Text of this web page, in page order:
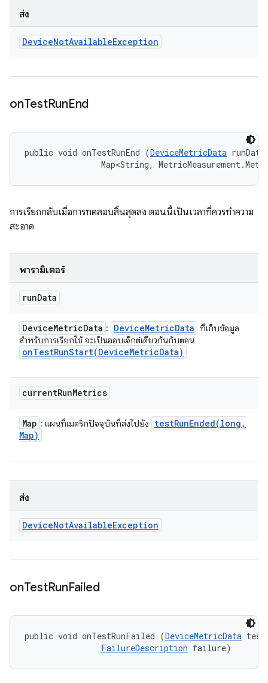
ส่ง
DeviceNotAvailableException
onTestRunEnd
public void onTestRunEnd (DeviceMetricData
Map<String,
การเรียกกลับเมื่อการทดสอบสิ้นสุดลง ตอนนี้เป็นเวลาที่ควรทำความ
สะอาด
พารามิเตอร์
runData
DeviceMetricData : DeviceMetricData ที่เก็บข้อมูล
สําหรับการเรียกใช้ จะเป็นออบเจ็กต์เดียวกันกับตอน
onTestRunStart(DeviceMetricData)
currentRunMetrics
Map : แผนที่เมตริกปัจจุบันที่ส่งไปยัง testRunEnded(long ,
Map)
ส่ง
DeviceNotAvailableException
onTestRunFailed
public void onTestRunFailed (DeviceMetricData
FailureDescription failure)